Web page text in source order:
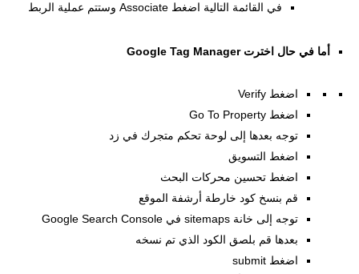
في القائمة التالية اضغط Associate وستتم عملية الربط
أما في حال اخترت Google Tag Manager
اضغط Verify
اضغط Go To Property
توجه بعدها إلى لوحة تحكم متجرك في زد
اضغط التسويق
اضغط تحسين محركات البحث
قم بنسخ كود خارطة أرشفة الموقع
توجه إلى خانة sitemaps في Google Search Console
بعدها قم بلصق الكود الذي تم نسخه
اضغط submit